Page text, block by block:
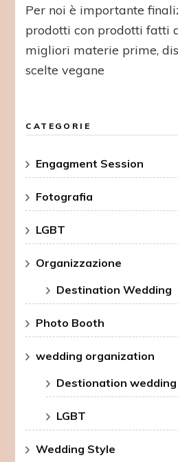
Per noi è importante
prodotti con prodotti fatti
migliori materie prime,
scelte vegane
CATEGORIE
Engagment Session
Fotografia
LGBT
Organizzazione
Destination Wedding
Photo Booth
wedding organization
Destionation
LGBT
Wedding Style